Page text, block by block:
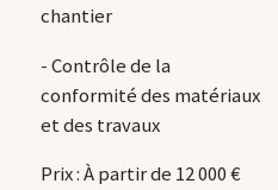
chantier
- Contrôle de la
conformité des matériaux
et des travaux
Prix : À partir de 12 000 €